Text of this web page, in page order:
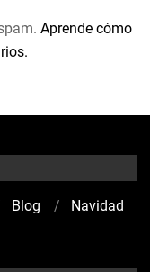
Aprende cómo
Blog
Navidad